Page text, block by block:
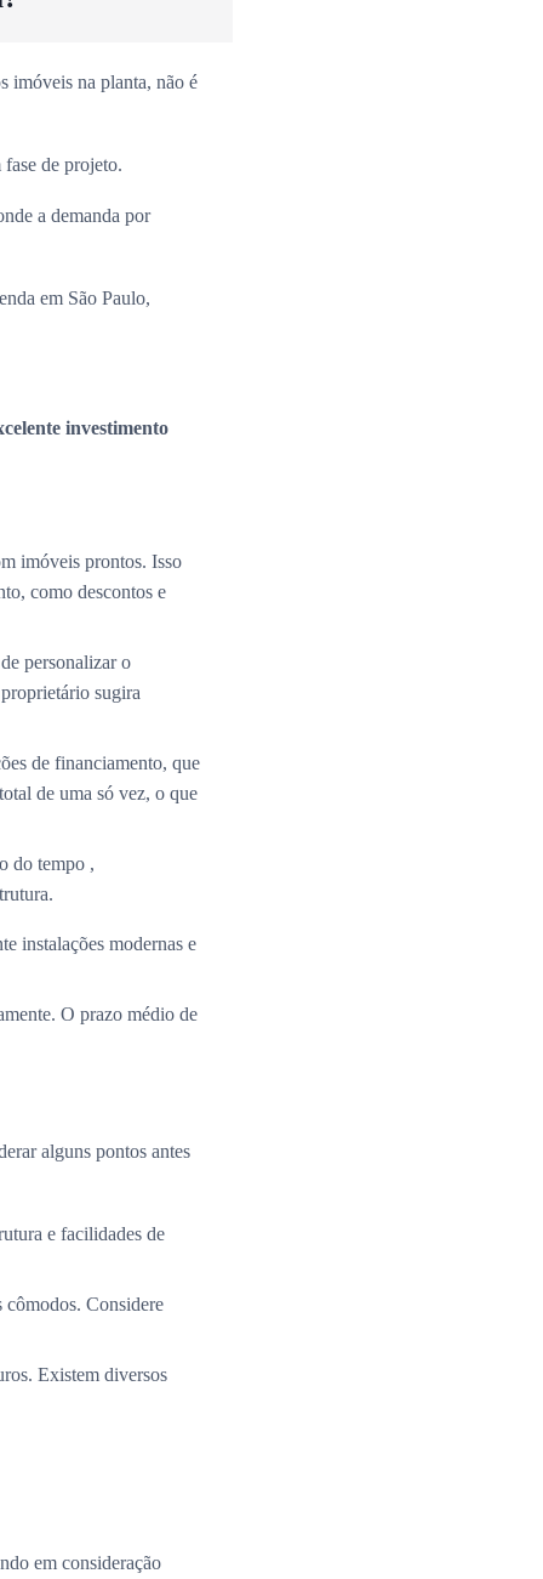
imóveis na planta, não é
de projeto.
a demanda por
em São Paulo,
investimento
imóveis prontos. Isso
como descontos e
personalizar o
sugira
de financiamento, que
de uma só vez, o que
do tempo ,
instalações modernas e
O prazo médio de
alguns pontos antes
e facilidades de
cômodos. Considere
Existem diversos
em consideração